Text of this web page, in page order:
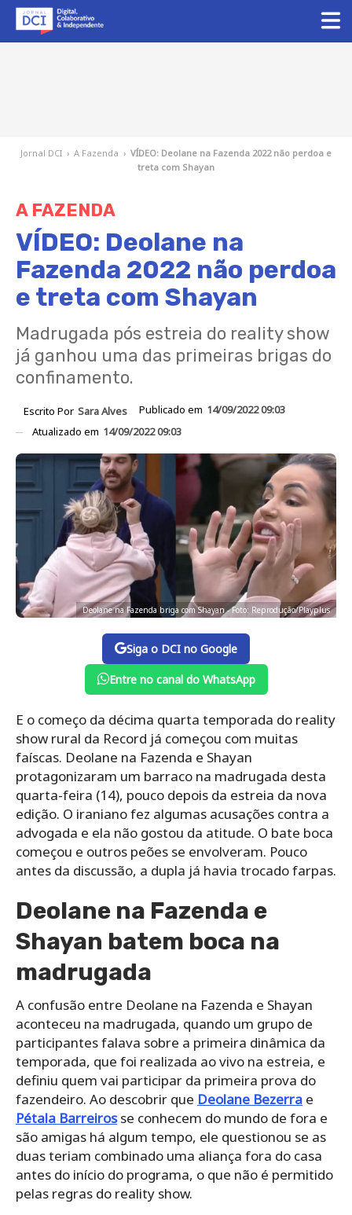
Jornal DCI › A Fazenda › VÍDEO: Deolane na Fazenda 2022 não perdoa e
treta com Shayan
A FAZENDA
VÍDEO: Deolane na
Fazenda 2022 não perdoa
e treta com Shayan
Madrugada pós estreia do reality show
já ganhou uma das primeiras brigas do
confinamento.
Escrito Por Sara Alves Publicado em 14/09/2022 09:03
Atualizado em 14/09/2022 09:03
Deolane na Fazenda briga com Shayan - Foto: Reprodução/Playplus
Siga o DCI no Google
Entre no canal do WhatsApp
E o começo da décima quarta temporada do reality
show rural da Record já começou com muitas
faíscas. Deolane na Fazenda e Shayan
protagonizaram um barraco na madrugada desta
quarta-feira (14), pouco depois da estreia da nova
edição. O iraniano fez algumas acusações contra a
advogada e ela não gostou da atitude. O bate boca
começou e outros peões se envolveram. Pouco
antes da discussão, a dupla já havia trocado farpas.
Deolane na Fazenda e
Shayan batem boca na
madrugada
A confusão entre Deolane na Fazenda e Shayan
aconteceu na madrugada, quando um grupo de
participantes falava sobre a primeira dinâmica da
temporada, que foi realizada ao vivo na estreia, e
definiu quem vai participar da primeira prova do
fazendeiro. Ao descobrir que Deolane Bezerra e
Pétala Barreirosse conhecem do mundo de fora e
são amigas há algum tempo, ele questionou se as
duas teriam combinado uma aliança fora do casa
antes do início do programa, o que não é permitido
pelas regras do reality show.